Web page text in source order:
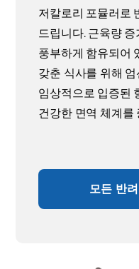
저칼로리 포뮬러로
드립니다. 근육량 증
풍부하게 함유되어
갖춘 식사를 위해
임상적으로 입증된
건강한 면역 체계를
모든 반